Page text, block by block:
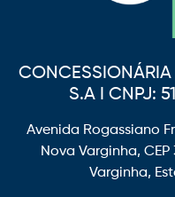
CONCESSIONÁRIA
S.A I CNPJ:
Avenida Rogassiano
Nova Varginha,
Varginha,